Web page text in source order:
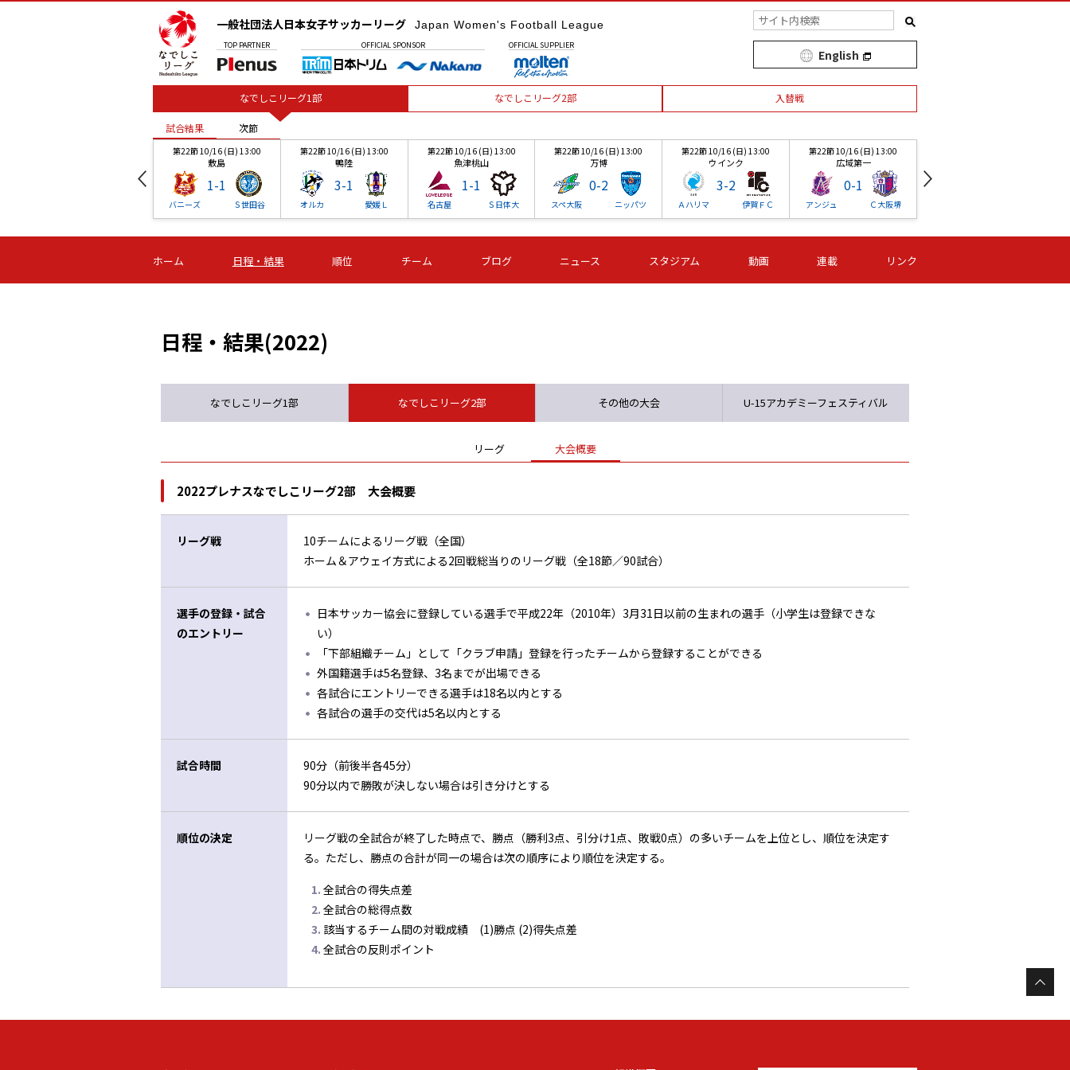
一般社団法人日本女子サッカーリーグ Japan Women's Football League
TOP PARTNER OFFICIAL SPONSOR OFFICIAL SUPPLIER
English
なでしこリーグ1部 なでしこリーグ2部 入替戦
試合結果 次節
第22節 10/16 (日) 13:00
敷島
バニーズ
1-1
Ｓ世田谷
第22節 10/16 (日) 13:00
鴨陸
オルカ
3-1
愛媛Ｌ
第22節 10/16 (日) 13:00
魚津桃山
名古屋
1-1
Ｓ日体大
第22節 10/16 (日) 13:00
万博
スペ大阪
0-2
ニッパツ
第22節 10/16 (日) 13:00
ウインク
Ａハリマ
3-2
伊賀ＦＣ
第22節 10/16 (日) 13:00
広域第一
アンジュ
0-1
Ｃ大阪堺
0-1
第22節 10/16 (日) 13:00
1-1
第22節 10/16 (日) 13:00
鴨陸
3-1
第22節 10/16 (日) 13:00
魚津桃山
1-1
万博
0-2
第22節 10/16 (日) 13:00
3-2
第22節 10/16 (日) 13:00
広域第一
0-1 1-1
試合結果 次節
試合結果 次節
ホーム 日程・結果 順位 チーム ブログ ニュース スタジアム 動画 連載 リンク
日程・結果(2022)
なでしこリーグ1部 なでしこリーグ2部
リーグ 大会概要
その他の大会 U-15アカデミーフェスティバル
2022プレナスなでしこリーグ2部 大会概要
リーグ戦
10チームによるリーグ戦（全国）
ホーム＆アウェイ方式による2回戦総当りのリーグ戦（全18節／90試合）
選手の登録・試合
のエントリー
日本サッカー協会に登録している選手で平成22年（2010年）3月31日以前の生まれの選手（小学生は登録できな
い）
「下部組織チーム」として「クラブ申請」登録を行ったチームから登録することができる
外国籍選手は5名登録、3名までが出場できる
各試合にエントリーできる選手は18名以内とする
各試合の選手の交代は5名以内とする
試合時間
90分（前後半各45分）
90分以内で勝敗が決しない場合は引き分けとする
順位の決定
リーグ戦の全試合が終了した時点で、勝点（勝利3点、引分け1点、敗戦0点）の多いチームを上位とし、順位を決定す
る。ただし、勝点の合計が同一の場合は次の順序により順位を決定する。
全試合の得失点差
全試合の総得点数
該当するチーム間の対戦成績 (1)勝点 (2)得失点差
全試合の反則ポイント